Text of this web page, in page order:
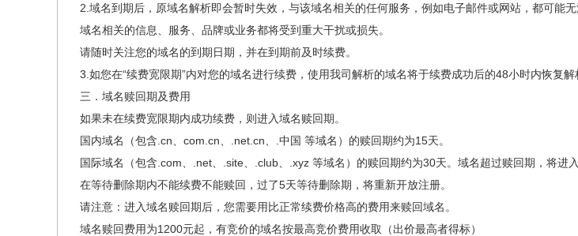
2.域名到期后，原域名解析即会暂时失效，与该域名相关的任何服务，例如电子邮件或网站，都可能
域名相关的信息、服务、品牌或业务都将受到重大干扰或损失。
请随时关注您的域名的到期日期，并在到期前及时续费。
3.如您在“续费宽限期”内对您的域名进行续费，使用我司解析的域名将于续费成功后的48小时内恢复解
三．域名赎回期及费用
如果未在续费宽限期内成功续费，则进入域名赎回期。
国内域名（包含.cn、com.cn、.net.cn、.中国 等域名）的赎回期约为15天。
国际域名（包含.com、.net、.site、.club、.xyz 等域名）的赎回期约为30天。域名超过赎回期，将进
在等待删除期内不能续费不能赎回，过了5天等待删除期，将重新开放注册。
请注意：进入域名赎回期后，您需要用比正常续费价格高的费用来赎回域名。
域名赎回费用为1200元起，有竞价的域名按最高竞价费用收取（出价最高者得标）